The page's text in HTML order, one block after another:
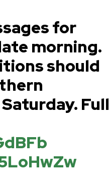
for
morning.
should
Full